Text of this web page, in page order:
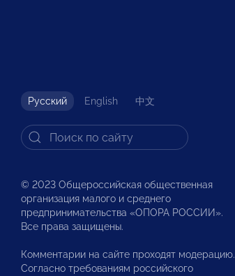
Русский English 中文
© 2023 Общероссийская общественная
организация малого и среднего
предпринимательства «ОПОРА РОССИИ».
Все права защищены.
Комментарии на сайте проходят модерацию.
Согласно требованиям российского